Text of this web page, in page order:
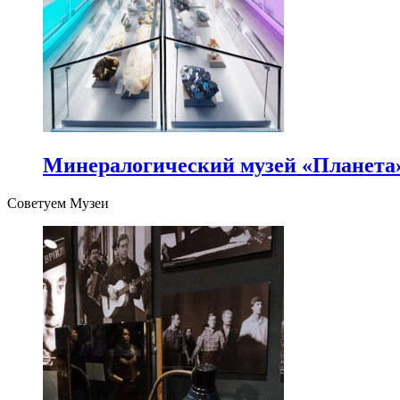
Минералогический музей
Советуем Музеи